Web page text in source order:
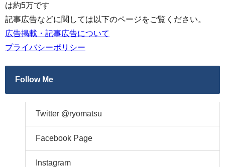
は約5万です
記事広告などに関しては以下のページをご覧ください。
広告掲載・記事広告について
プライバシーポリシー
Follow Me
Twitter @ryomatsu
Facebook Page
Instagram